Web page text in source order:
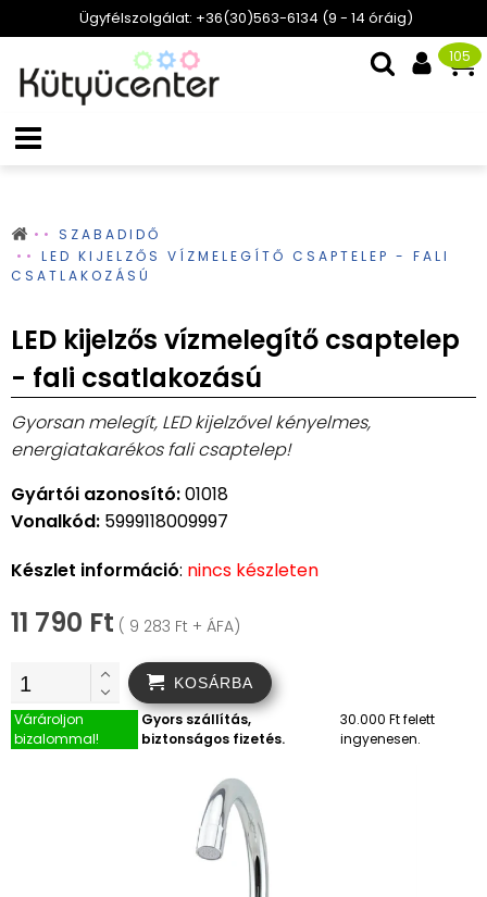
Ügyfélszolgálat: +36(30)563-6134 (9 - 14 óráig)
105
SZABADIDŐ
LED KIJELZŐS VÍZMELEGÍTŐ CSAPTELEP - FALI
CSATLAKOZÁSÚ
LED kijelzős vízmelegítő csaptelep
- fali csatlakozású
Gyorsan melegít, LED kijelzővel kényelmes,
energiatakarékos fali csaptelep!
Gyártói azonosító:01018
Vonalkód: 5999118009997
Készlet információ: nincs készleten
11 790 Ft ( 9 283 Ft + ÁFA)
KOSÁRBA
Várároljon
bizalommal!
Gyors szállítás,
biztonságos fizetés.
30.000 Ft felett
ingyenesen.